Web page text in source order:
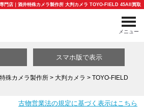
門店｜酒井特殊カメラ製作所 大判カメラ TOYO-FIELD 45AII買取
メニュー
スマホ版で表示
殊カメラ製作所> 大判カメラ > TOYO-FIELD
古物営業法の規定に基づく表示はこちら